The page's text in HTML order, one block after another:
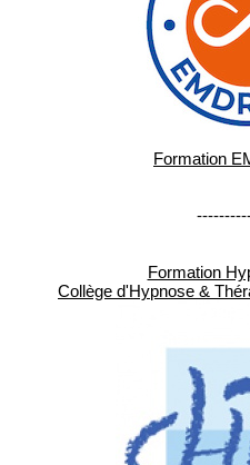
Formation
Formation
Collège d'Hypnose &